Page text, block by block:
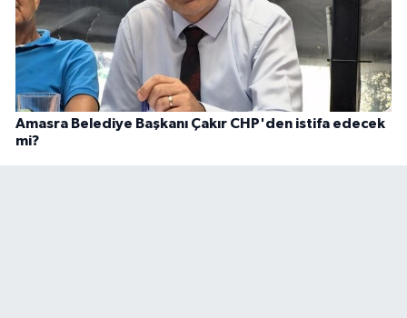
Amasra Belediye Başkanı Çakır CHP'den istifa edecek
mi?